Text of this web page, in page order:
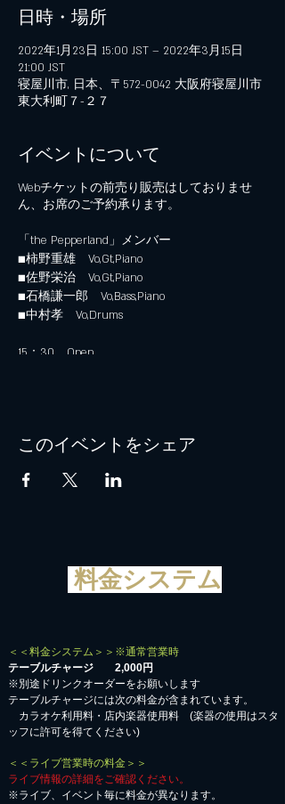
日時・場所
2022年1月23日 15:00 JST – 2022年3月15日
21:00 JST
寝屋川市, 日本、〒572-0042 大阪府寝屋川市
東大利町７−２７
イベントについて
Webチケットの前売り販売はしておりませ
ん、お席のご予約承ります。
「the Pepperland」メンバー
■柿野重雄 Vo,Gt,Piano
■佐野栄治 Vo,Gt,Piano
■石橋謙一郎 Vo,Bass,Piano
■中村孝 Vo,Drums
15：30 Open
このイベントをシェア
料金システム
＜＜料金システム＞＞※通常営業時
テーブルチャージ 2,000円
※別途ドリンクオーダーをお願いします
テーブルチャージには次の料金が含まれています。
カラオケ利用料・店内楽器使用料 (楽器の使用はスタ
ッフに許可を得てください)
＜＜ライブ営業時の料金＞＞
ライブ情報の詳細をご確認ください。
※ライブ、イベント毎に料金が異なります。